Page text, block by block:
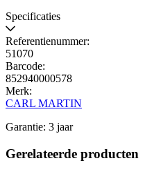
Specificaties
Referentienummer:
51070
Barcode:
852940000578
Merk:
CARL MARTIN
Garantie: 3 jaar
Gerelateerde producten